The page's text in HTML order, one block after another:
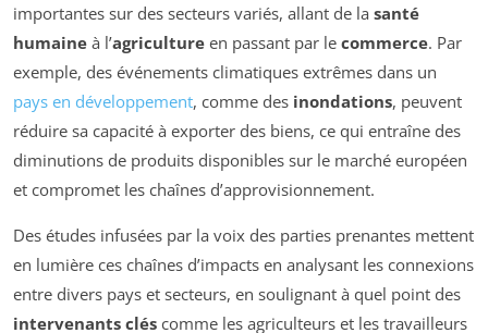
importantes sur des secteurs variés, allant de la santé
humaine à l’agriculture en passant par le commerce. Par
exemple, des événements climatiques extrêmes dans un
pays en développement, comme des inondations, peuvent
réduire sa capacité à exporter des biens, ce qui entraîne des
diminutions de produits disponibles sur le marché européen
et compromet les chaînes d’approvisionnement.
Des études infusées par la voix des parties prenantes mettent
en lumière ces chaînes d’impacts en analysant les connexions
entre divers pays et secteurs, en soulignant à quel point des
intervenants clés comme les agriculteurs et les travailleurs